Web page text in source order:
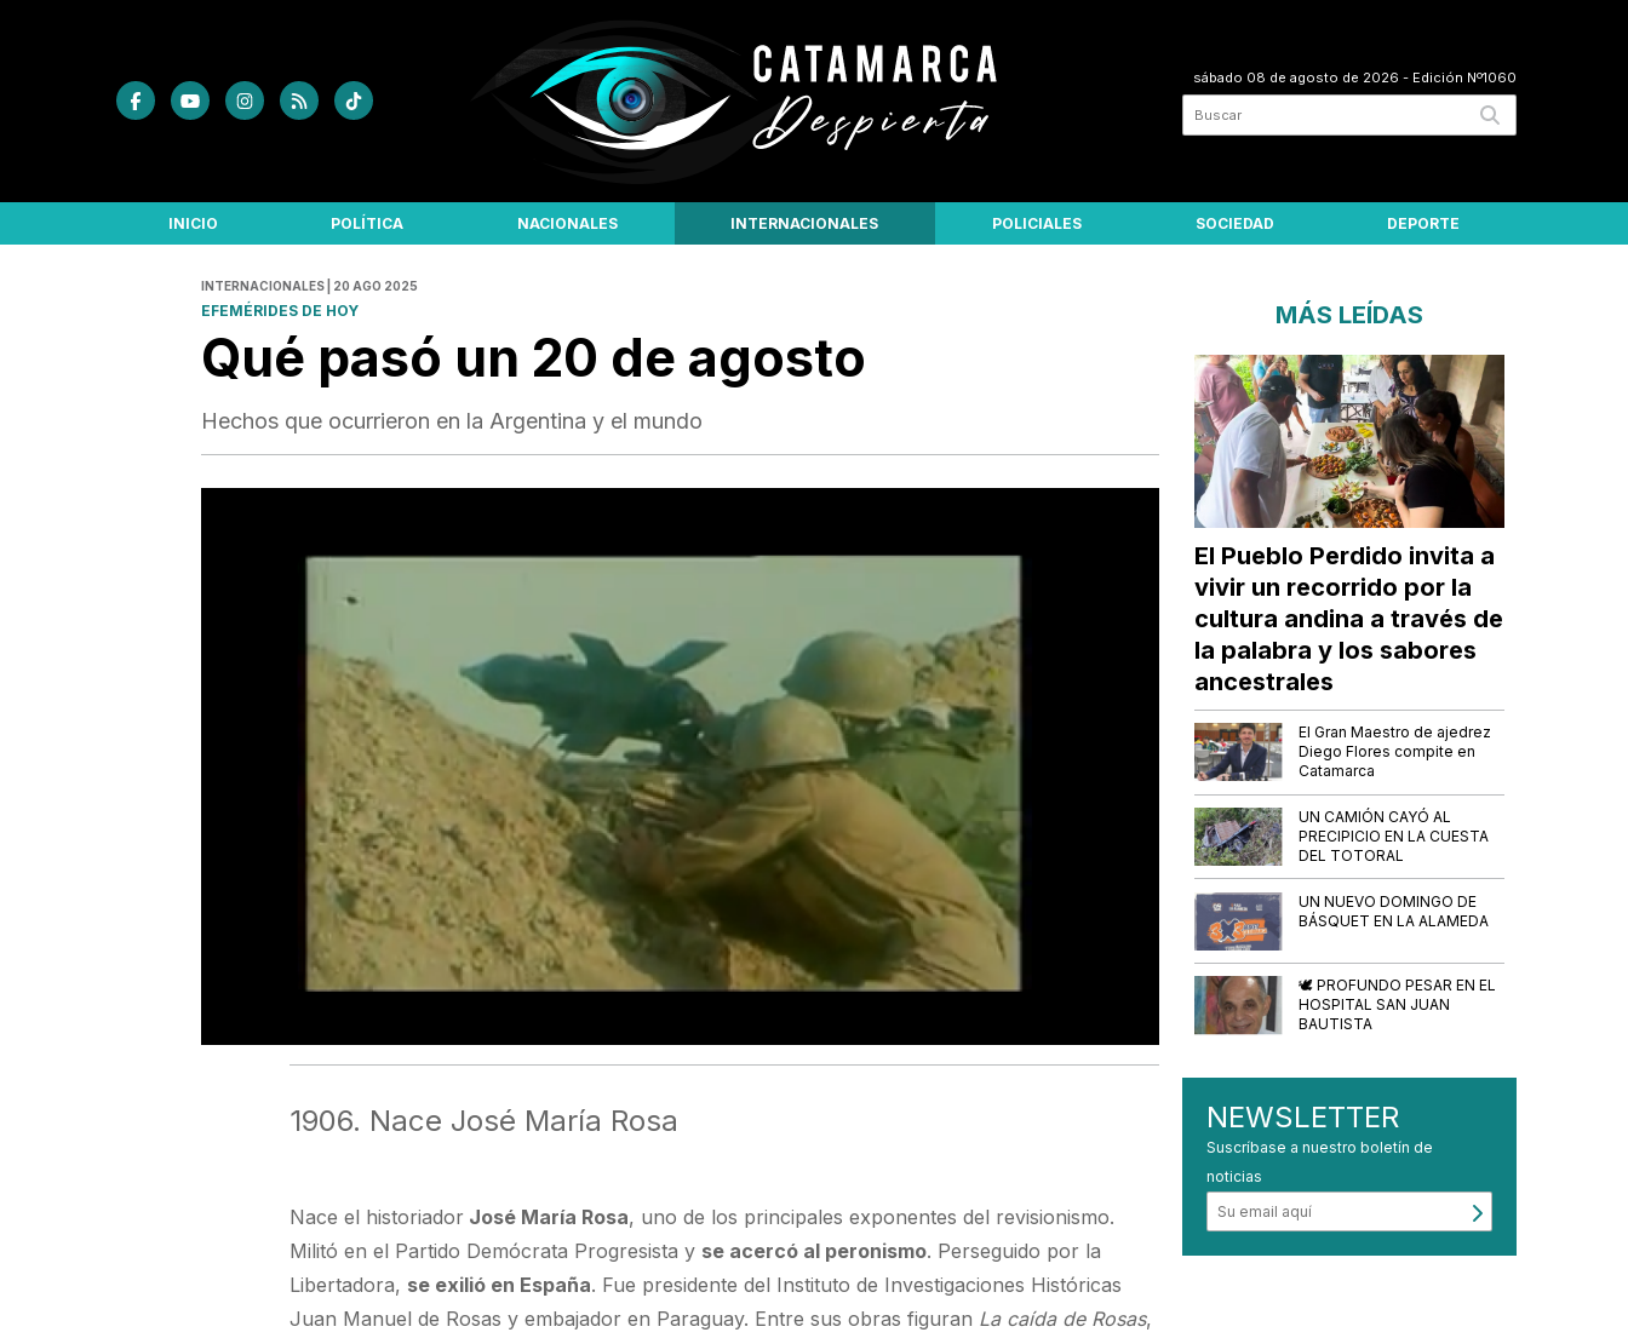
sábado 08 de agosto de 2026 - Edición Nº1060
INICIO POLÍTICA NACIONALES INTERNACIONALES POLICIALES SOCIEDAD DEPORTE
INTERNACIONALES | 20 AGO 2025
EFEMÉRIDES DE HOY
Qué pasó un 20 de agosto
Hechos que ocurrieron en la Argentina y el mundo
1906. Nace José María Rosa
Nace el historiador José María Rosa, uno de los principales exponentes del revisionismo.
Militó en el Partido Demócrata Progresista y se acercó al peronismo. Perseguido por la
Libertadora, se exilió en España. Fue presidente del Instituto de Investigaciones Históricas
Juan Manuel de Rosas y embajador en Paraguay. Entre sus obras figuran La caída de Rosas,
MÁS LEÍDAS
El Pueblo Perdido invita a
vivir un recorrido por la
cultura andina a través de
la palabra y los sabores
ancestrales
El Gran Maestro de ajedrez
Diego Flores compite en
Catamarca
UN CAMIÓN CAYÓ AL
PRECIPICIO EN LA CUESTA
DEL TOTORAL
UN NUEVO DOMINGO DE
BÁSQUET EN LA ALAMEDA
🕊️ PROFUNDO PESAR EN EL
HOSPITAL SAN JUAN
BAUTISTA
NEWSLETTER
Suscríbase a nuestro boletín de
noticias